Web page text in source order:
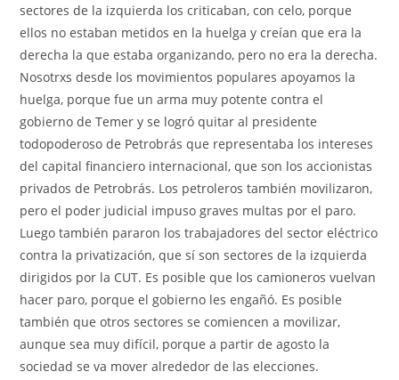
sectores de la izquierda los criticaban, con celo, porque
ellos no estaban metidos en la huelga y creían que era la
derecha la que estaba organizando, pero no era la derecha.
Nosotrxs desde los movimientos populares apoyamos la
huelga, porque fue un arma muy potente contra el
gobierno de Temer y se logró quitar al presidente
todopoderoso de Petrobrás que representaba los intereses
del capital financiero internacional, que son los accionistas
privados de Petrobrás. Los petroleros también movilizaron,
pero el poder judicial impuso graves multas por el paro.
Luego también pararon los trabajadores del sector eléctrico
contra la privatización, que sí son sectores de la izquierda
dirigidos por la CUT. Es posible que los camioneros vuelvan
hacer paro, porque el gobierno les engañó. Es posible
también que otros sectores se comiencen a movilizar,
aunque sea muy difícil, porque a partir de agosto la
sociedad se va mover alrededor de las elecciones.